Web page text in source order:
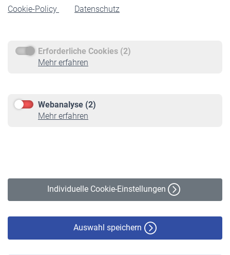
Cookie-Policy
Datenschutz
Erforderliche Cookies (2)
Mehr erfahren
Webanalyse (2)
Mehr erfahren
Individuelle Cookie-Einstellungen
Auswahl speichern
Rente beantragen
Service
Informationen
Online-Rechner
VBLnewsletter
Erklärung zur Barrierefreiheit